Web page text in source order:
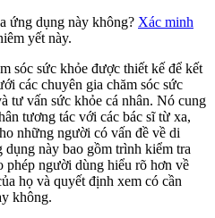
ứng dụng này không? Xác minh
yết này.
sóc sức khỏe được thiết kế để kết
các chuyên gia chăm sóc sức
tư vấn sức khỏe cá nhân. Nó cung
tương tác với các bác sĩ từ xa,
những người có vấn đề về di
này bao gồm trình kiểm tra
phép người dùng hiểu rõ hơn về
họ và quyết định xem có cần
không.